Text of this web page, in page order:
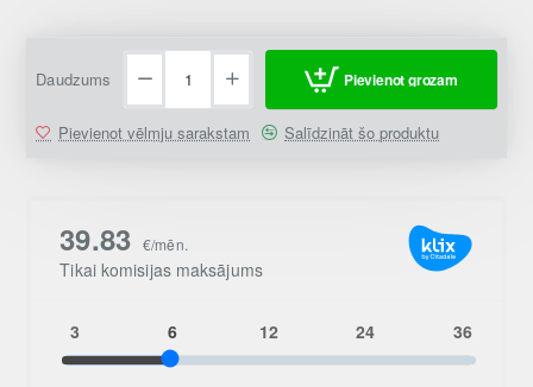
Daudzums Pievienot grozam
Pievienot vēlmju sarakstam Salīdzināt šo produktu